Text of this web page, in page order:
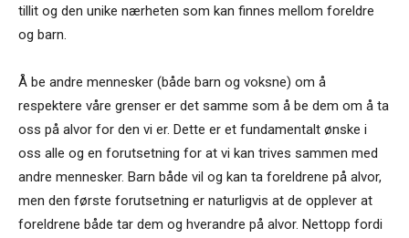
tillit og den unike nærheten som kan finnes mellom foreldre
og barn.
Å be andre mennesker (både barn og voksne) om å
respektere våre grenser er det samme som å be dem om å ta
oss på alvor for den vi er. Dette er et fundamentalt ønske i
oss alle og en forutsetning for at vi kan trives sammen med
andre mennesker. Barn både vil og kan ta foreldrene på alvor,
men den første forutsetning er naturligvis at de opplever at
foreldrene både tar dem og hverandre på alvor. Nettopp fordi